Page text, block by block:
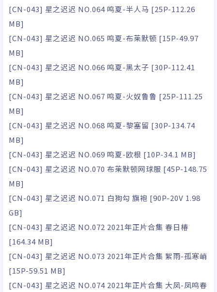
[CN-043] 星之迟迟 NO.064 鸣夏-半人马 [25P-112.26
MB]
[CN-043] 星之迟迟 NO.065 鸣夏-布莱默顿 [15P-49.97
MB]
[CN-043] 星之迟迟 NO.066 鸣夏-黑太子 [30P-112.41
MB]
[CN-043] 星之迟迟 NO.067 鸣夏-火奴鲁鲁 [25P-111.25
MB]
[CN-043] 星之迟迟 NO.068 鸣夏-黎塞留 [30P-134.74
MB]
[CN-043] 星之迟迟 NO.069 鸣夏-欧根 [10P-34.1 MB]
[CN-043] 星之迟迟 NO.070 布莱默顿网球服 [45P-148.75
MB]
[CN-043] 星之迟迟 NO.071 白狗勾 旗袍 [90P-20V 1.98
GB]
[CN-043] 星之迟迟 NO.072 2021年正片合集 春日椿
[164.34 MB]
[CN-043] 星之迟迟 NO.073 2021年正片合集 絮雨-孤寒峭
[15P-59.51 MB]
[CN-043] 星之迟迟 NO.074 2021年正片合集 大凤-凤鸣春